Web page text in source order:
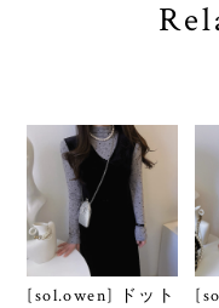
[sol.owen] ドット